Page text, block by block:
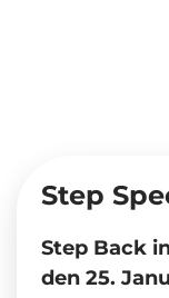
Step
Step Back
den 25.